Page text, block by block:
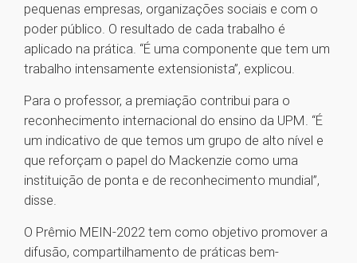
pequenas empresas, organizações sociais e com o
poder público. O resultado de cada trabalho é
aplicado na prática. “É uma componente que tem um
trabalho intensamente extensionista”, explicou.
Para o professor, a premiação contribui para o
reconhecimento internacional do ensino da UPM. “É
um indicativo de que temos um grupo de alto nível e
que reforçam o papel do Mackenzie como uma
instituição de ponta e de reconhecimento mundial”,
disse.
O Prêmio MEIN-2022 tem como objetivo promover a
difusão, compartilhamento de práticas bem-